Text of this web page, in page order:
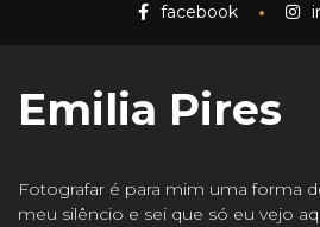
facebook
Emilia Pires
Fotografar é para mim uma forma
meu silêncio e sei que só eu vejo